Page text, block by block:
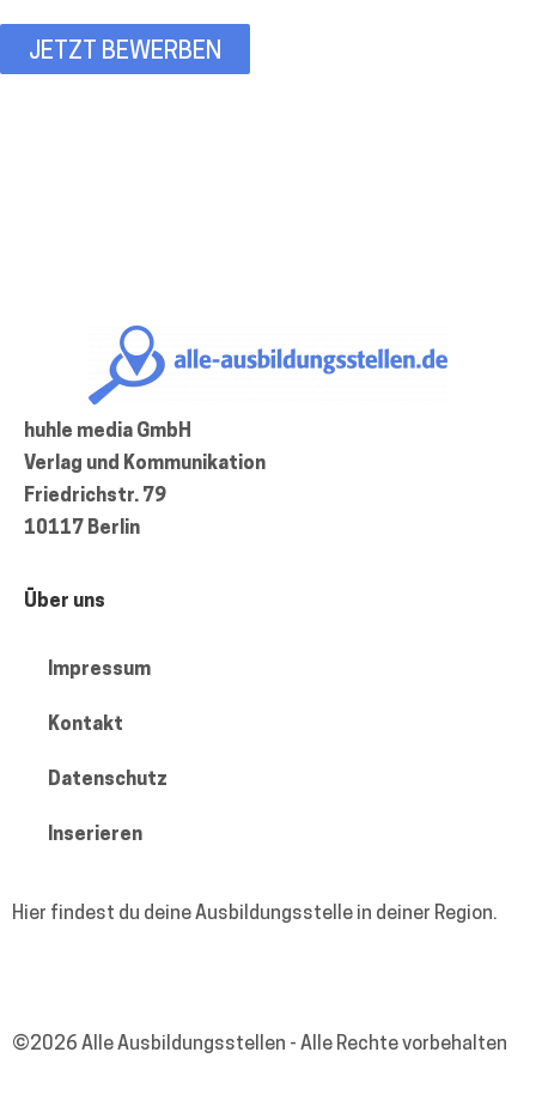
JETZT BEWERBEN
huhle media GmbH
Verlag und Kommunikation
Friedrichstr. 79
10117 Berlin
Über uns
Impressum
Kontakt
Datenschutz
Inserieren
Hier findest du deine Ausbildungsstelle in deiner Region.
©2026 Alle Ausbildungsstellen - Alle Rechte vorbehalten